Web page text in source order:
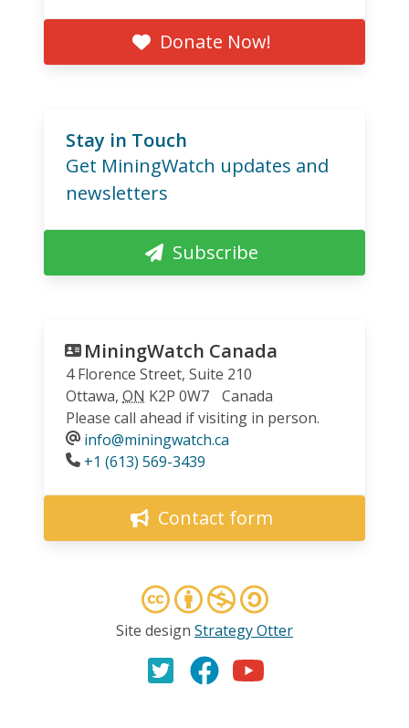
Donate Now!
Stay in Touch
Get MiningWatch updates and
newsletters
Subscribe
MiningWatch Canada
4 Florence Street, Suite 210
Ottawa, ON K2P 0W7
Canada
Please call ahead if visiting in person.
info@miningwatch.ca
Phone
+1 (613) 569-3439
Contact form
Site design Strategy Otter